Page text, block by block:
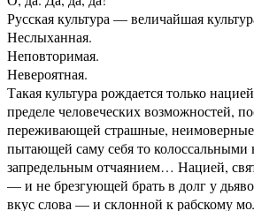
Русская культура — величайшая
Неслыханная.
Неповторимая.
Невероятная.
Такая культура рождается только
пределе человеческих возможностей,
переживающей страшные,
пытающей саму себя то
запредельным отчаянием… Нацией,
— и не брезгующей брать в долг у
вкус слова — и склонной к рабскому